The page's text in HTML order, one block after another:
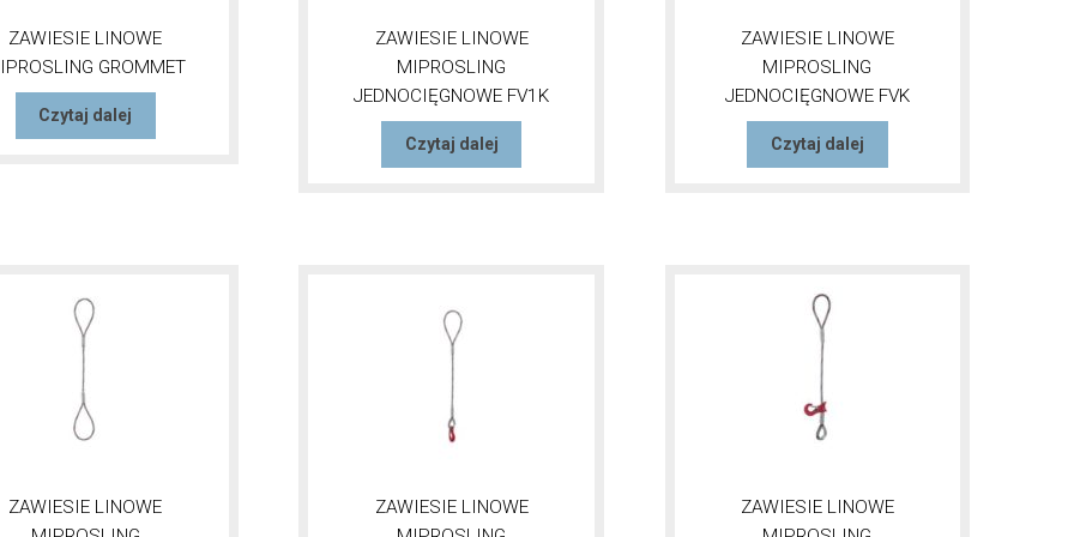
ZAWIESIE LINOWE
GROMMET
Czytaj dalej
ZAWIESIE LINOWE
MIPROSLING
JEDNOCIĘGNOWE FV1K
Czytaj dalej
ZAWIESIE LINOWE
MIPROSLING
JEDNOCIĘGNOWE FVK
Czytaj dalej
ZAWIESIE LINOWE
ZAWIESIE LINOWE
ZAWIESIE LINOWE